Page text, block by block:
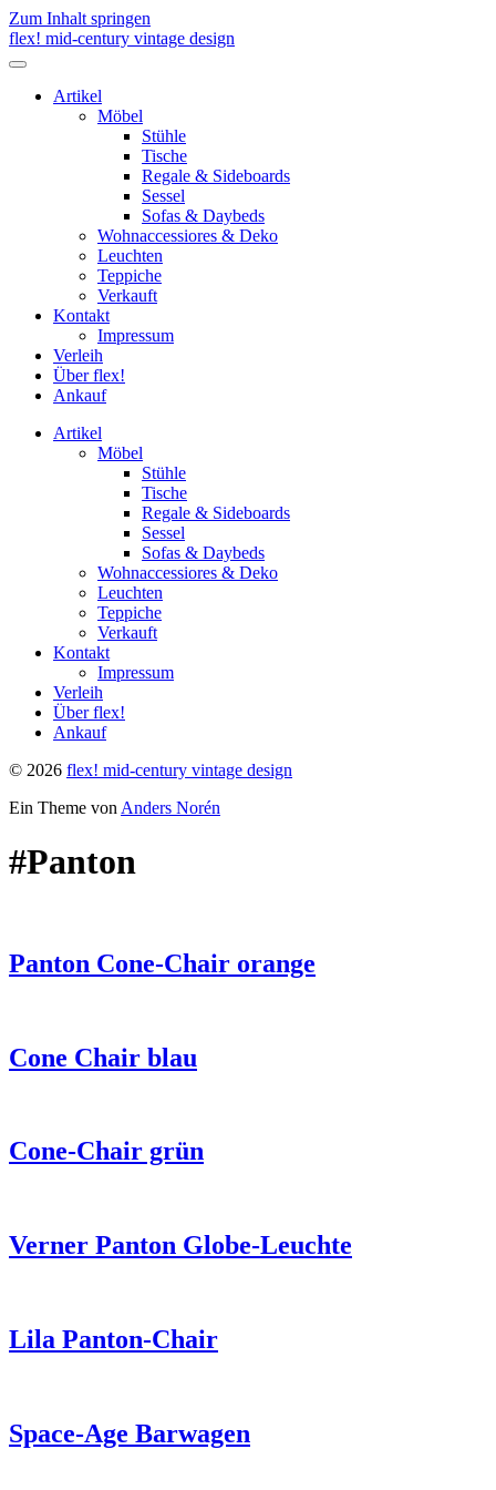
Zum Inhalt springen
flex! mid-century vintage design
Menü
umschalten
Artikel
Möbel
Stühle
Tische
Regale & Sideboards
Sessel
Sofas & Daybeds
Wohnaccessiores & Deko
Leuchten
Teppiche
Verkauft
Kontakt
Impressum
Verleih
Über flex!
Ankauf
Artikel
Möbel
Stühle
Tische
Regale & Sideboards
Sessel
Sofas & Daybeds
Wohnaccessiores & Deko
Leuchten
Teppiche
Verkauft
Kontakt
Impressum
Verleih
Über flex!
Ankauf
© 2026 flex! mid-century vintage design
Ein Theme von Anders Norén
#Panton
Panton Cone-Chair orange
Cone Chair blau
Cone-Chair grün
Verner Panton Globe-Leuchte
Lila Panton-Chair
Space-Age Barwagen